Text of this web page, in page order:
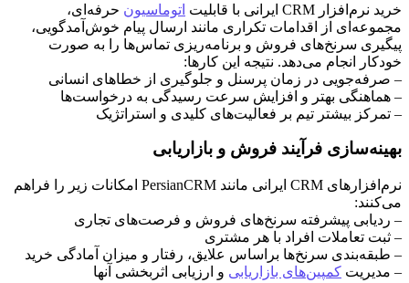
خرید نرم‌افزار CRM ایرانی با قابلیت اتوماسیون حرفه‌ای،
مجموعه‌ای از اقدامات تکراری مانند ارسال پیام خوش‌آمدگویی،
پیگیری سرنخ‌های فروش و برنامه‌ریزی تماس‌ها را به صورت
خودکار انجام می‌دهد. نتیجه این کارها:
– صرفه‌جویی در زمان پرسنل و جلوگیری از خطاهای انسانی
– هماهنگی بهتر و افزایش سرعت رسیدگی به درخواست‌ها
– تمرکز بیشتر تیم بر فعالیت‌های کلیدی و استراتژیک
بهینه‌سازی فرآیند فروش و بازاریابی
نرم‌افزارهای CRM ایرانی مانند PersianCRM امکانات زیر را فراهم
می‌کنند:
– ردیابی پیشرفته سرنخ‌های فروش و فرصت‌های تجاری
– ثبت تعاملات افراد با هر مشتری
– طبقه‌بندی سرنخ‌ها براساس علایق، رفتار و میزان آمادگی خرید
– مدیریت کمپین‌های بازاریابی و ارزیابی اثربخشی آنها